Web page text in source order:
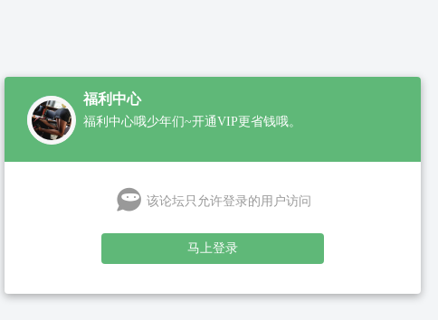
福利中心
福利中心哦少年们~开通VIP更省钱哦。
该论坛只允许登录的用户访问
马上登录